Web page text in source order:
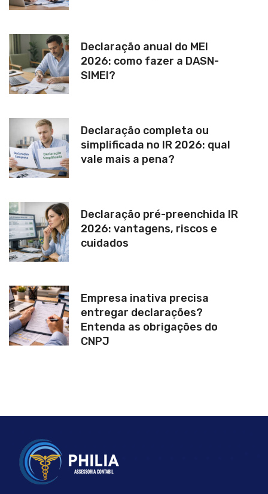
Declaração anual do MEI
2026: como fazer a DASN-
SIMEI?
Declaração completa ou
simplificada no IR 2026: qual
vale mais a pena?
Declaração pré-preenchida IR
2026: vantagens, riscos e
cuidados
Empresa inativa precisa
entregar declarações?
Entenda as obrigações do
CNPJ